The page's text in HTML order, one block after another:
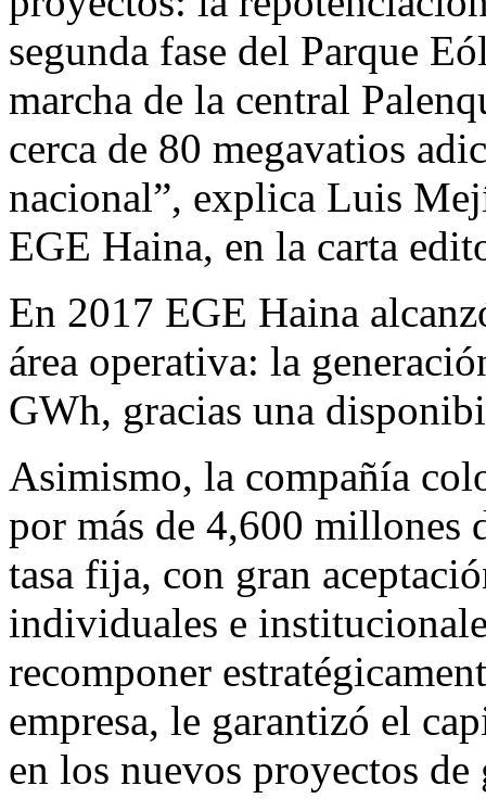
segunda fase del Parque
marcha de la central
cerca de 80 megavatios
nacional”, explica Luis
EGE Haina, en la carta
En 2017 EGE Haina
área operativa: la
GWh, gracias una
Asimismo, la compañía
por más de 4,600 millones
tasa fija, con gran
individuales e
recomponer
empresa, le garantizó el
en los nuevos proyectos de